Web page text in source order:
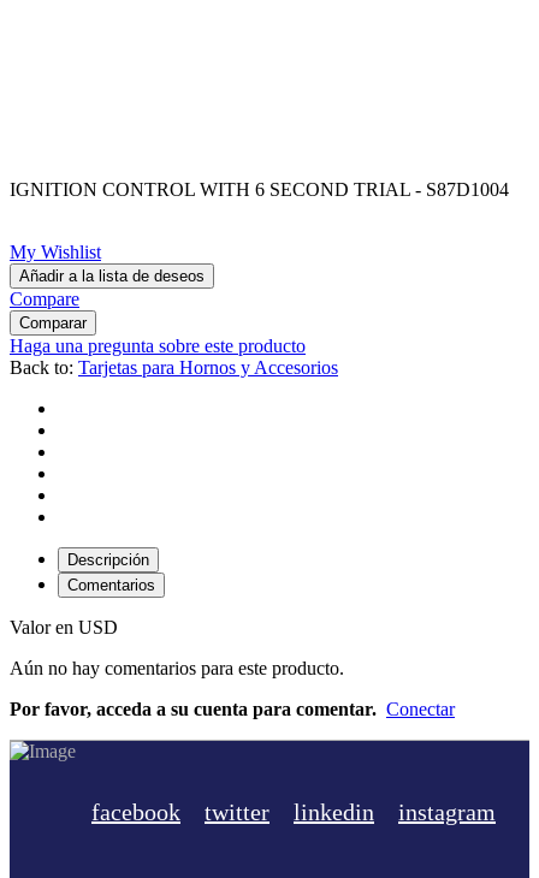
IGNITION CONTROL WITH 6 SECOND TRIAL - S87D1004
My Wishlist
Añadir a la lista de deseos
Compare
Comparar
Haga una pregunta sobre este producto
Back to: Tarjetas para Hornos y Accesorios
Descripción
Comentarios
Valor en USD
Aún no hay comentarios para este producto.
Por favor, acceda a su cuenta para comentar. Conectar
facebook twitter linkedin instagram